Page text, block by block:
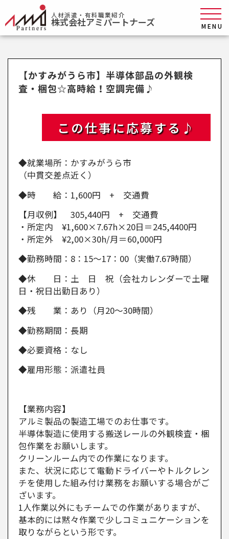
人材派遣・有料職業紹介
株式会社アミパートナーズ MENU
【かすみがうら市】半導体部品の外観検
査・梱包☆高時給！空調完備♪
この仕事に応募する♪
◆就業場所：かすみがうら市
（中貫交差点近く）
◆時 給：1,600円 + 交通費
【月収例】 305,440円 + 交通費
・所定内 ¥1,600×7.67h×20日＝245,4400円
・所定外 ¥2,00×30h/月＝60,000円
◆勤務時間：8：15～17：00（実働7.67時間）
◆休 日：土 日 祝（会社カレンダーで土曜
日・祝日出勤日あり）
◆残 業：あり（月20～30時間）
◆勤務期間：長期
◆必要資格：なし
◆雇用形態：派遣社員
【業務内容】
アルミ製品の製造工場でのお仕事です。
半導体製造に使用する搬送レールの外観検査・梱
包作業をお願いします。
クリーンルーム内での作業になります。
また、状況に応じて電動ドライバーやトルクレン
チを使用した組み付け業務をお願いする場合がご
ざいます。
1人作業以外にもチームでの作業がありますが、
基本的には黙々作業で少しコミュニケーションを
取りながらという形です。